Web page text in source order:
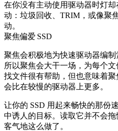
在你没有主动使用驱动器时灯
动：垃圾回收、TRIM，或像聚
动。
聚焦偏爱 SSD
聚焦会积极地为快速驱动器编制
所以聚焦会大干一场，为每个
找文件很有帮助，但也意味着
会比在较慢的驱动器上更多。
让你的 SSD 用起来畅快的那份
中诱人的目标。读取它并不会
客气地这么做了。